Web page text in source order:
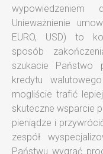
wypowiedzeniem
Unieważnienie
EURO, USD) to
sposób
szukacie Państwo
kredytu
mogliście trafić
skuteczne wsparcie
pieniądze i przywrócić
zespół
Państwu wygrać